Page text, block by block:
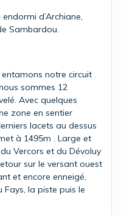
d’Archiane,
Sambardou.
notre circuit
sommes 12
Avec quelques
zone en sentier
lacets au dessus
à 1495m . Large et
Vercors et du Dévoluy
sur le versant ouest
et encore enneigé,
la piste puis le